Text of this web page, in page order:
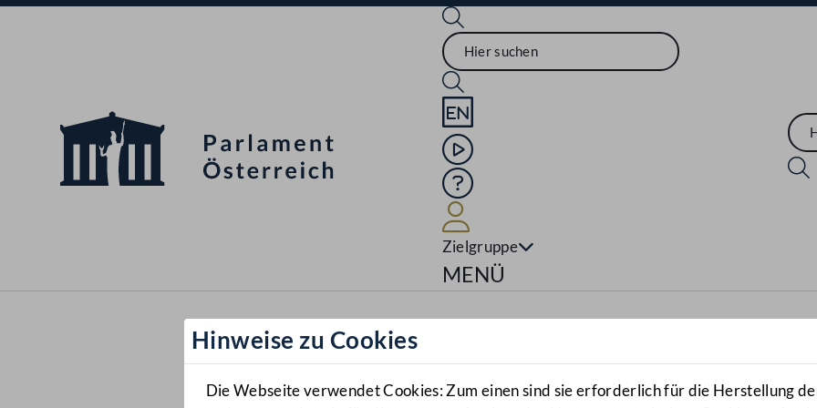
Sprache English
Mediathek
Hilfe
Zielgruppe
Navigationsmenü öffnen
MENÜ
Hinweise zu Cookies
Die Webseite verwendet Cookies: Zum einen sind sie erforderlich für die Herstellung